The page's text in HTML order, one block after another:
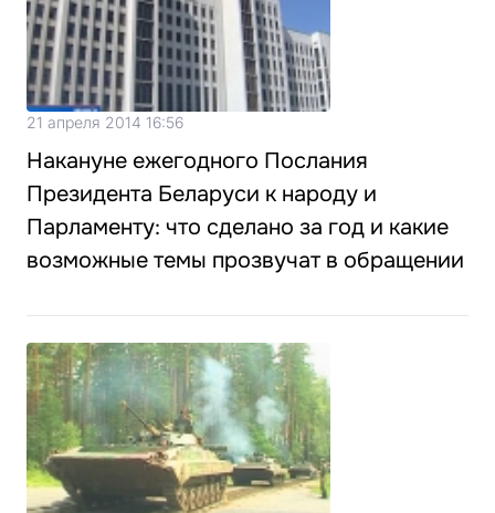
21 апреля 2014 16:56
Накануне ежегодного Послания
Президента Беларуси к народу и
Парламенту: что сделано за год и какие
возможные темы прозвучат в обращении